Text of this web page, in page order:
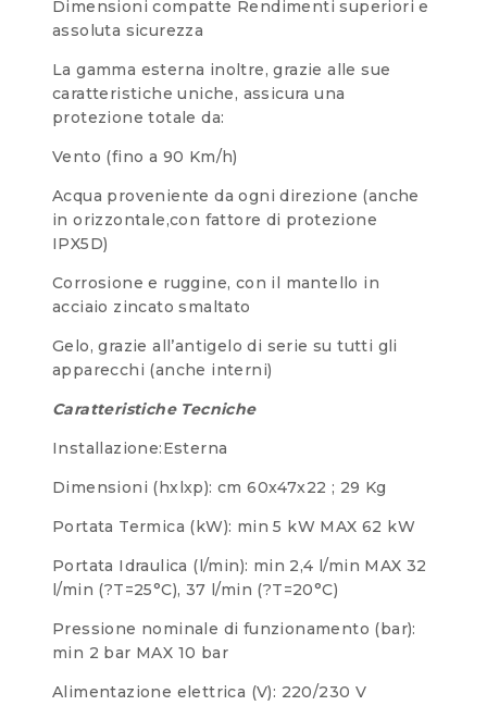
Dimensioni compatte Rendimenti superiori e
assoluta sicurezza
La gamma esterna inoltre, grazie alle sue
caratteristiche uniche, assicura una
protezione totale da:
Vento (fino a 90 Km/h)
Acqua proveniente da ogni direzione (anche
in orizzontale,con fattore di protezione
IPX5D)
Corrosione e ruggine, con il mantello in
acciaio zincato smaltato
Gelo, grazie all’antigelo di serie su tutti gli
apparecchi (anche interni)
Caratteristiche Tecniche
Installazione:Esterna
Dimensioni (hxlxp): cm 60x47x22 ; 29 Kg
Portata Termica (kW): min 5 kW MAX 62 kW
Portata Idraulica (l/min): min 2,4 l/min MAX 32
l/min (?T=25°C), 37 l/min (?T=20°C)
Pressione nominale di funzionamento (bar):
min 2 bar MAX 10 bar
Alimentazione elettrica (V): 220/230 V